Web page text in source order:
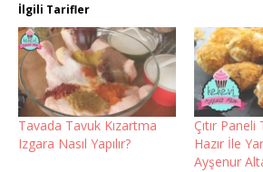
İlgili Tarifler
Tavada Tavuk Kızartma
Izgara Nasıl Yapılır?
Çıtır
Hazır İle
Ayşenur